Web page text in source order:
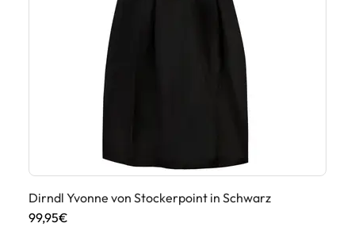
Dirndl Yvonne von Stockerpoint in Schwarz
99,95€